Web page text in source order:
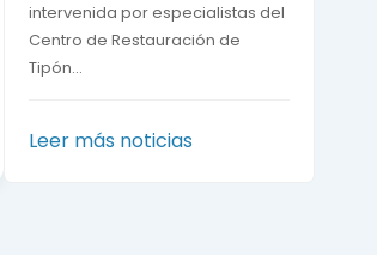
intervenida por especialistas del
Centro de Restauración de
Tipón...
Leer más noticias